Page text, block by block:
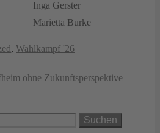
Inga Gerster
Marietta Burke
, Wahlkampf '26
ohne Zukunftsperspektive